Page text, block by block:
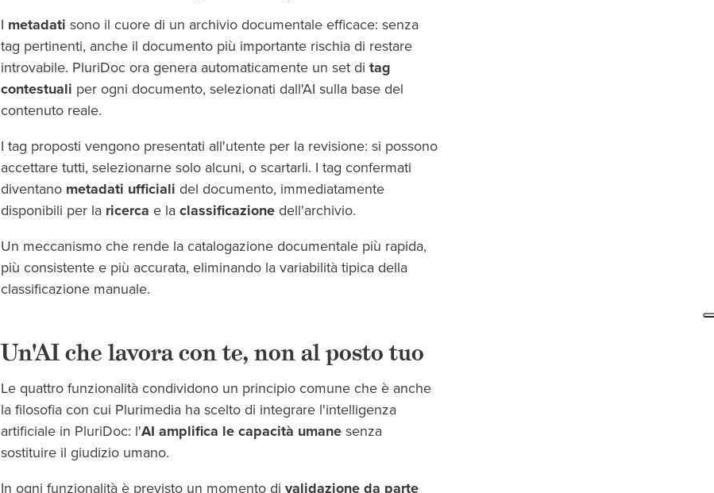
I metadati sono il cuore di un archivio documentale efficace: senza
tag pertinenti, anche il documento più importante rischia di restare
introvabile. PluriDoc ora genera automaticamente un set di tag
contestuali per ogni documento, selezionati dall'AI sulla base del
contenuto reale.
I tag proposti vengono presentati all'utente per la revisione: si possono
accettare tutti, selezionarne solo alcuni, o scartarli. I tag confermati
diventano metadati ufficiali del documento, immediatamente
disponibili per la ricerca e la classificazione dell'archivio.
Un meccanismo che rende la catalogazione documentale più rapida,
più consistente e più accurata, eliminando la variabilità tipica della
classificazione manuale.
Un'AI che lavora con te, non al posto tuo
Le quattro funzionalità condividono un principio comune che è anche
la filosofia con cui Plurimedia ha scelto di integrare l'intelligenza
artificiale in PluriDoc: l'AI amplifica le capacità umane senza
sostituire il giudizio umano.
In ogni funzionalità è previsto un momento di validazione da parte